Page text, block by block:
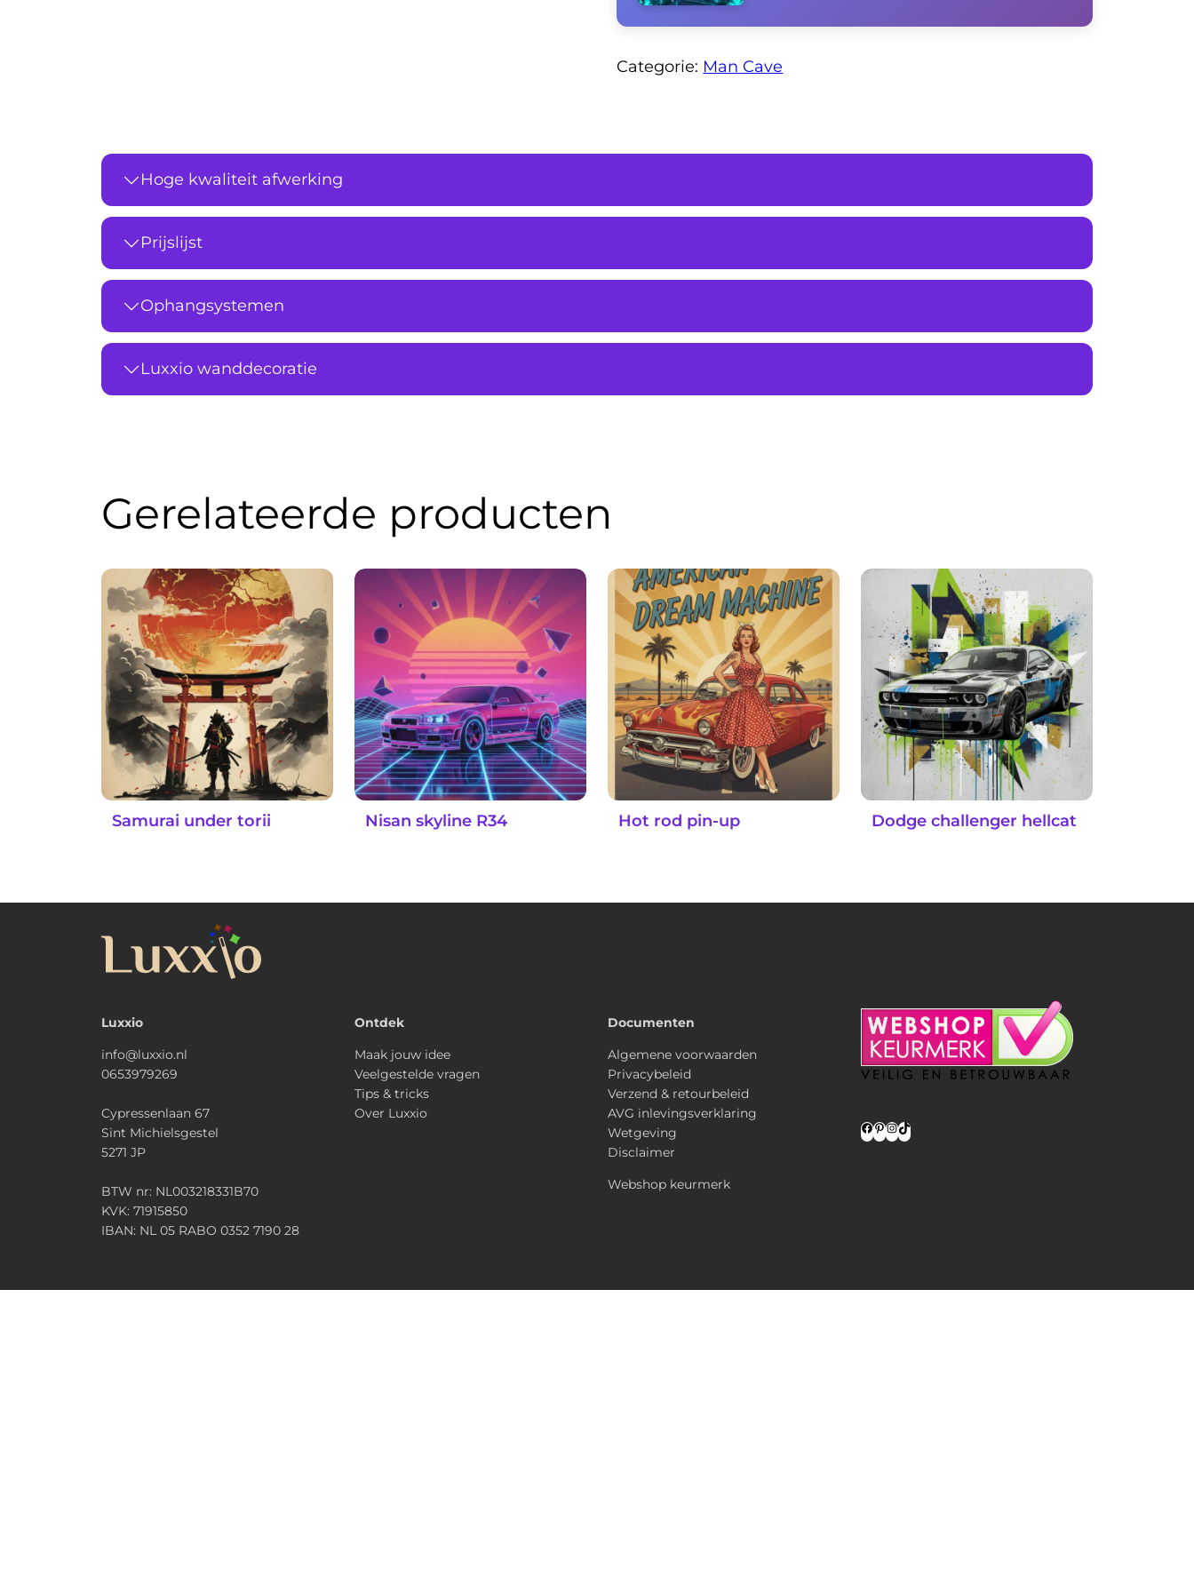
Categorie: Man Cave
Hoge kwaliteit afwerking
Prijslijst
Ophangsystemen
Luxxio wanddecoratie
Gerelateerde producten
Samurai under torii Nisan skyline R34 Hot rod pin-up Dodge challenger hellcat
Luxxio
info@luxxio.nl
0653979269
Cypressenlaan 67
Sint Michielsgestel
5271 JP
BTW nr: NL003218331B70
KVK: 71915850
IBAN: NL 05 RABO 0352 7190 28
Ontdek
Maak jouw idee
Veelgestelde vragen
Tips & tricks
Over Luxxio
Documenten
Algemene voorwaarden
Privacybeleid
Verzend & retourbeleid
AVG inlevingsverklaring
Wetgeving
Disclaimer
Webshop keurmerk
Facebook
Pinterest
Instagram
TikTok